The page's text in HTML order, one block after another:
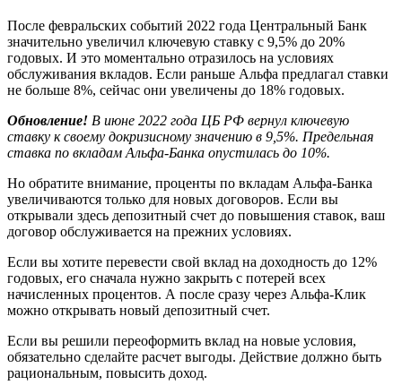
После февральских событий 2022 года Центральный Банк
значительно увеличил ключевую ставку с 9,5% до 20%
годовых. И это моментально отразилось на условиях
обслуживания вкладов. Если раньше Альфа предлагал ставки
не больше 8%, сейчас они увеличены до 18% годовых.
Обновление! В июне 2022 года ЦБ РФ вернул ключевую
ставку к своему докризисному значению в 9,5%. Предельная
ставка по вкладам Альфа-Банка опустилась до 10%.
Но обратите внимание, проценты по вкладам Альфа-Банка
увеличиваются только для новых договоров. Если вы
открывали здесь депозитный счет до повышения ставок, ваш
договор обслуживается на прежних условиях.
Если вы хотите перевести свой вклад на доходность до 12%
годовых, его сначала нужно закрыть с потерей всех
начисленных процентов. А после сразу через Альфа-Клик
можно открывать новый депозитный счет.
Если вы решили переоформить вклад на новые условия,
обязательно сделайте расчет выгоды. Действие должно быть
рациональным, повысить доход.